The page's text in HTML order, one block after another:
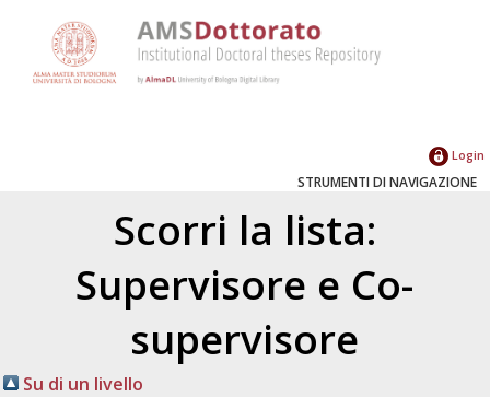
Login
STRUMENTI DI NAVIGAZIONE
Scorri la lista:
Supervisore e Co-
supervisore
Su di un livello